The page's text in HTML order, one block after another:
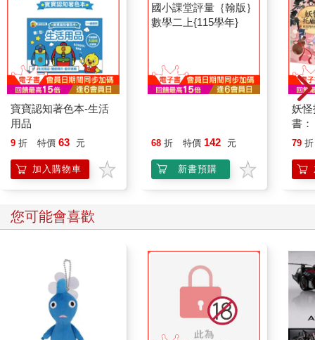
寶寶認知著色本-生活
用品
9 折 特價 63 元
加入購物車
68 折 特價 142 元
新書預購
妖怪
書
喳
79 折
您可能會喜歡